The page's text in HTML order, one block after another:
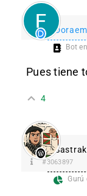
Bot
Pues tiene
4
#3063897
Gurú